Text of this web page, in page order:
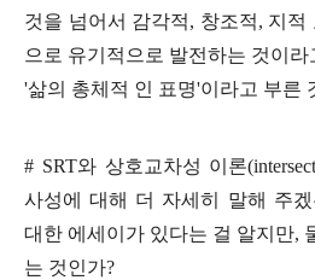
것을 넘어서 감각적, 창조적, 지적
으로 유기적으로 발전하는 것이
'삶의 총체적 인 표명'이라고 부른
# SRT와 상호교차성 이론
사성에 대해 더 자세히 말해 주겠
대한 에세이가 있다는 걸 알지만,
는 것인가?